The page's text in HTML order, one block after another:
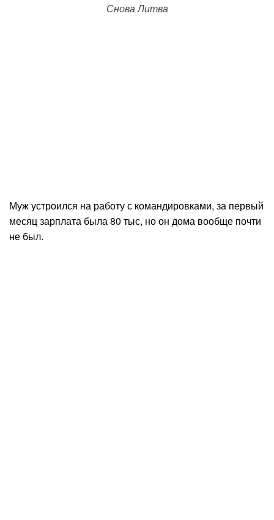
Снова Литва
Муж устроился на работу с командировками, за первый
месяц зарплата была 80 тыс, но он дома вообще почти
не был.